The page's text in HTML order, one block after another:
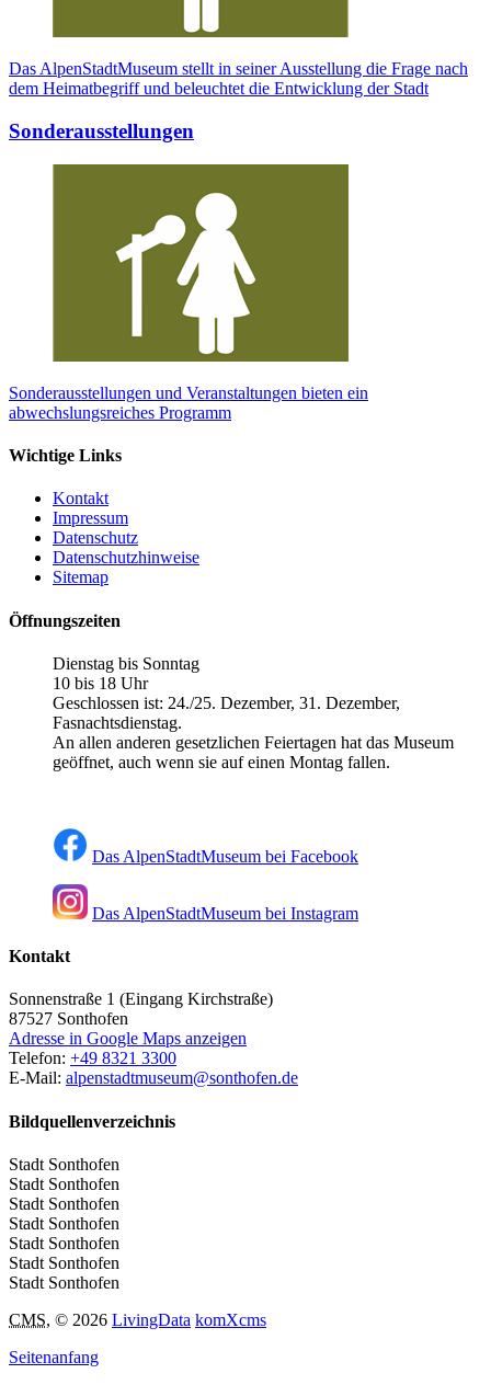
Das AlpenStadtMuseum stellt in seiner Ausstellung die Frage nach
dem Heimatbegriff und beleuchtet die Entwicklung der Stadt
Sonderausstellungen
Sonderausstellungen und Veranstaltungen bieten ein
abwechslungsreiches Programm
Wichtige Links
Kontakt
Impressum
Datenschutz
Datenschutzhinweise
Sitemap
Öffnungszeiten
Dienstag bis Sonntag
10 bis 18 Uhr
Geschlossen ist: 24./25. Dezember, 31. Dezember,
Fasnachtsdienstag.
An allen anderen gesetzlichen Feiertagen hat das Museum
geöffnet, auch wenn sie auf einen Montag fallen.
Das AlpenStadtMuseum bei Facebook
Das AlpenStadtMuseum bei Instagram
Kontakt
Sonnenstraße 1 (Eingang Kirchstraße)
87527 Sonthofen
Adresse in Google Maps anzeigen
Telefon: +49 8321 3300
E-Mail: alpenstadtmuseum@sonthofen.de
Bildquellenverzeichnis
Stadt Sonthofen
Stadt Sonthofen
Stadt Sonthofen
Stadt Sonthofen
Stadt Sonthofen
Stadt Sonthofen
Stadt Sonthofen
CMS, © 2026 LivingData komXcms
Seitenanfang